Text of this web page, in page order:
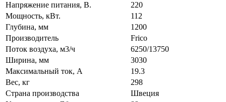
Напряжение питания, В.
220
Мощность, кВт.
112
Глубина, мм
1200
Производитель
Frico
Поток воздуха, м3/ч
6250/13750
Ширина, мм
3030
Максимальный ток, А
19.3
Вес, кг
298
Страна производства
Швеция